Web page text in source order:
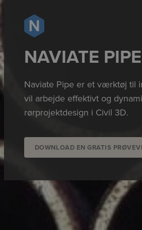
NAVIATE PIPE
Naviate Pipe er et værktøj til
vil arbejde effektivt og
rørprojektdesign i Civil 3D.
DOWNLOAD EN GRATIS